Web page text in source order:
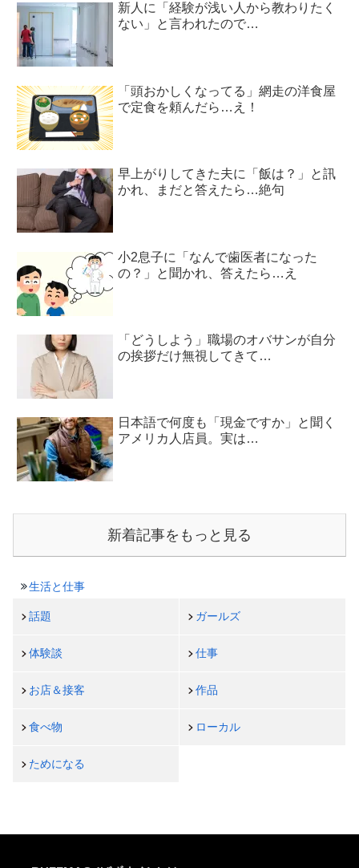
新人に「経験が浅い人から教わりたく
ない」と言われたので…
「頭おかしくなってる」網走の洋食屋
で定食を頼んだら…え！
早上がりしてきた夫に「飯は？」と訊
かれ、まだと答えたら…絶句
小2息子に「なんで歯医者になった
の？」と聞かれ、答えたら…え
「どうしよう」職場のオバサンが自分
の挨拶だけ無視してきて…
日本語で何度も「現金ですか」と聞く
アメリカ人店員。実は…
新着記事をもっと見る
生活と仕事
話題 ガールズ
体験談 仕事
お店＆接客 作品
食べ物 ローカル
ためになる